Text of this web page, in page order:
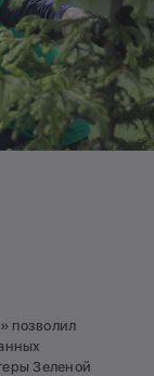
позволил
Зеленой